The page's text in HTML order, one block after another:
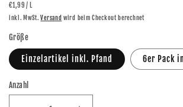
Preis
GRUNDPREIS
€1,99 / PRO
L
inkl. MwSt.Versand wird beim Checkout berechnet
Größe
Einzelartikel inkl. Pfand 6er Pack
Anzahl